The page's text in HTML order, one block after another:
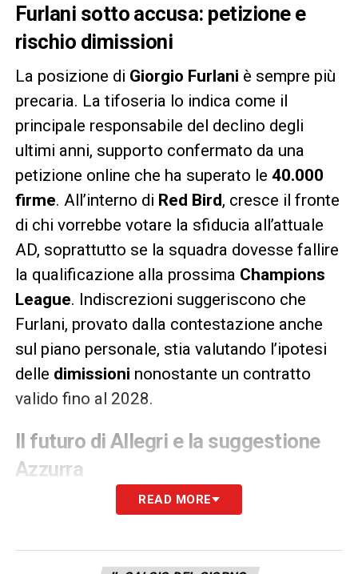
Furlani sotto accusa: petizione e
rischio dimissioni
La posizione di Giorgio Furlani è sempre più
precaria. La tifoseria lo indica come il
principale responsabile del declino degli
ultimi anni, supporto confermato da una
petizione online che ha superato le 40.000
firme. All’interno di Red Bird, cresce il fronte
di chi vorrebbe votare la sfiducia all’attuale
AD, soprattutto se la squadra dovesse fallire
la qualificazione alla prossima Champions
League. Indiscrezioni suggeriscono che
Furlani, provato dalla contestazione anche
sul piano personale, stia valutando l’ipotesi
delle dimissioni nonostante un contratto
valido fino al 2028.
Il futuro di Allegri e la suggestione
Azzurra
Infine, resta incerto il destino di
clausola di rinnovo automatico legata
READ MORE